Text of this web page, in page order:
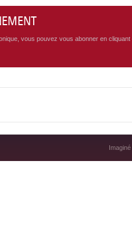
vous pouvez vous abonner en